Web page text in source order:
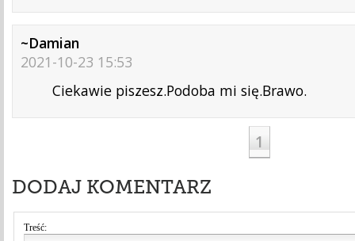
~Damian
2021-10-23 15:53
Ciekawie piszesz.Podoba mi się.Brawo.
1
DODAJ KOMENTARZ
Treść: